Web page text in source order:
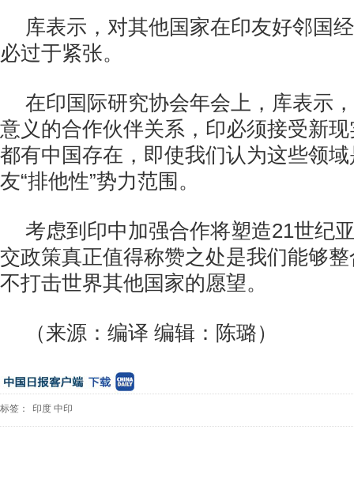
库表示，对其他国家在印友好邻国
必过于紧张。
在印国际研究协会年会上，库表示
意义的合作伙伴关系，印必须接受新
都有中国存在，即使我们认为这些领
友“排他性”势力范围。
考虑到印中加强合作将塑造21世纪
交政策真正值得称赞之处是我们能够
不打击世界其他国家的愿望。
（来源：编译 编辑：陈璐）
标签： 印度 中印